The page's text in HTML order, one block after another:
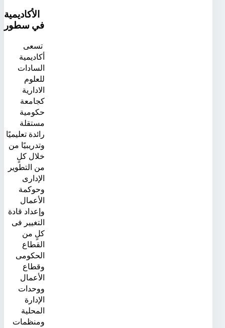
الأكاديمية
في سطور
تسعى
أكاديمية
السادات
للعلوم
الادارية
كجامعة
حكومية
مستقلة
رائدة تعليميًا
وتدريبيًا من
خلال كلٍ
من التطوير
الإدارى
وحوكمة
الأعمال
وإعداد قادة
التغيير فى
كلٍ من
القطاع
الحكومى
وقطاع
الأعمال
ووحدات
الإدارة
المحلية
ومنظمات